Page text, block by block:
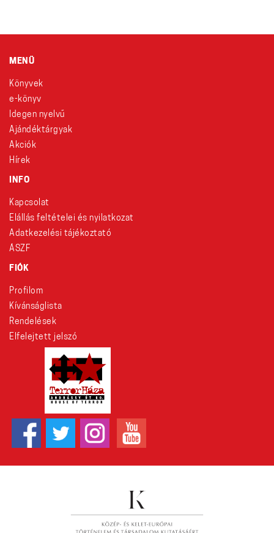
MENÜ
Könyvek
e-könyv
Idegen nyelvű
Ajándéktárgyak
Akciók
Hírek
INFO
Kapcsolat
Elállás feltételei és nyilatkozat
Adatkezelési tájékoztató
ÁSZF
FIÓK
Profilom
Kívánságlista
Rendelések
Elfelejtett jelszó